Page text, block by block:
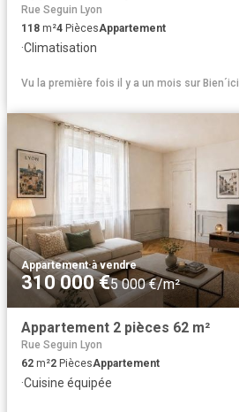
Rue Seguin Lyon
118 m²4 PiècesAppartement
·Climatisation
Vu la première fois il y a un mois sur Bien´ici
Appartement·à vendre
310 000 €5 000 €/m²
Appartement 2 pièces 62 m²
Rue Seguin Lyon
62 m²2 PiècesAppartement
·Cuisine équipée